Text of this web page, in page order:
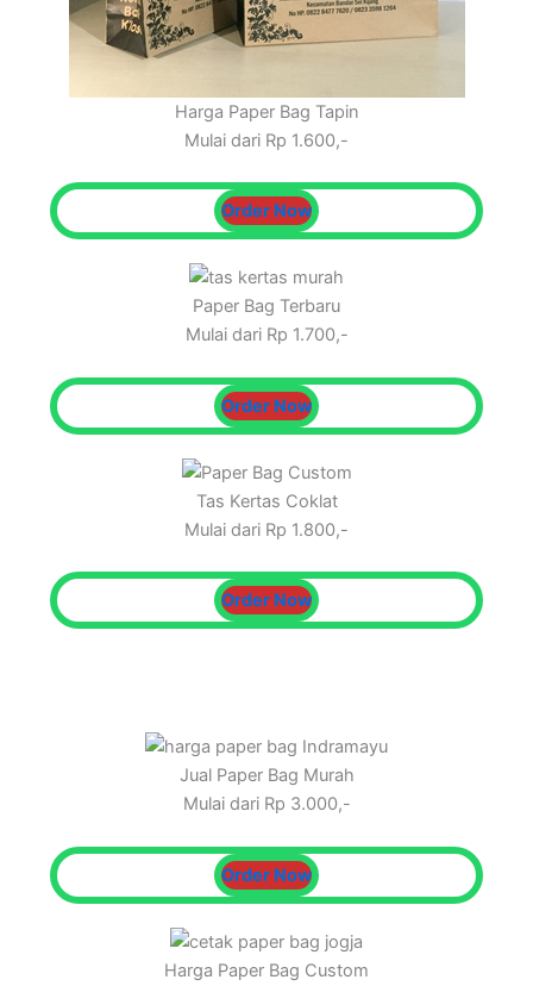
Harga Paper Bag Tapin
Mulai dari Rp 1.600,-
Order Now
Paper Bag Terbaru
Mulai dari Rp 1.700,-
Order Now
Tas Kertas Coklat
Mulai dari Rp 1.800,-
Order Now
Jual Paper Bag Murah
Mulai dari Rp 3.000,-
Order Now
Harga Paper Bag Custom